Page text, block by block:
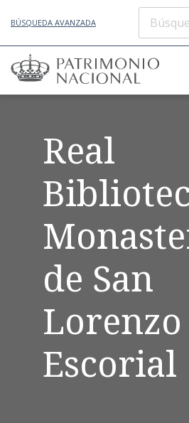
BÚSQUEDA AVANZADA
Real
de San
Escorial